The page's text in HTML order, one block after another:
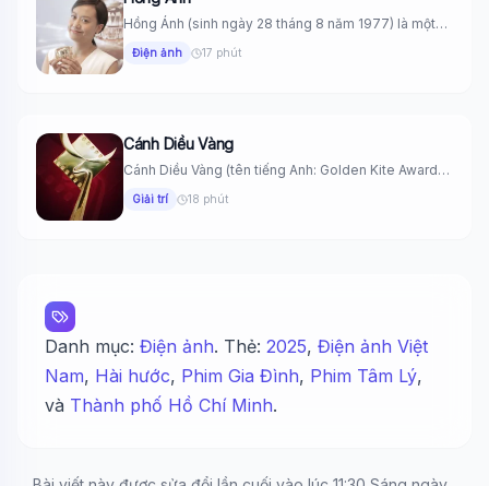
Hồng Ánh (sinh ngày 28 tháng 8 năm 1977) là một
Điện ảnh 17 phút
Cánh Diều Vàng
Cánh Diều Vàng (tên tiếng Anh: Golden Kite Awards)
Giải trí 18 phút
Danh mục: Điện ảnh. Thẻ: 2025, Điện ảnh Việt
Nam, Hài hước, Phim Gia Đình, Phim Tâm Lý,
và Thành phố Hồ Chí Minh.